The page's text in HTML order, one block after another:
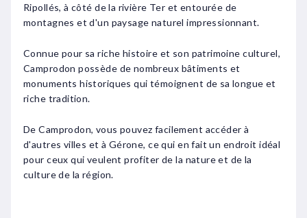
Ripollés, à côté de la rivière Ter et entourée de
montagnes et d'un paysage naturel impressionnant.
Connue pour sa riche histoire et son patrimoine culturel,
Camprodon possède de nombreux bâtiments et
monuments historiques qui témoignent de sa longue et
riche tradition.
De Camprodon, vous pouvez facilement accéder à
d'autres villes et à Gérone, ce qui en fait un endroit idéal
pour ceux qui veulent profiter de la nature et de la
culture de la région.